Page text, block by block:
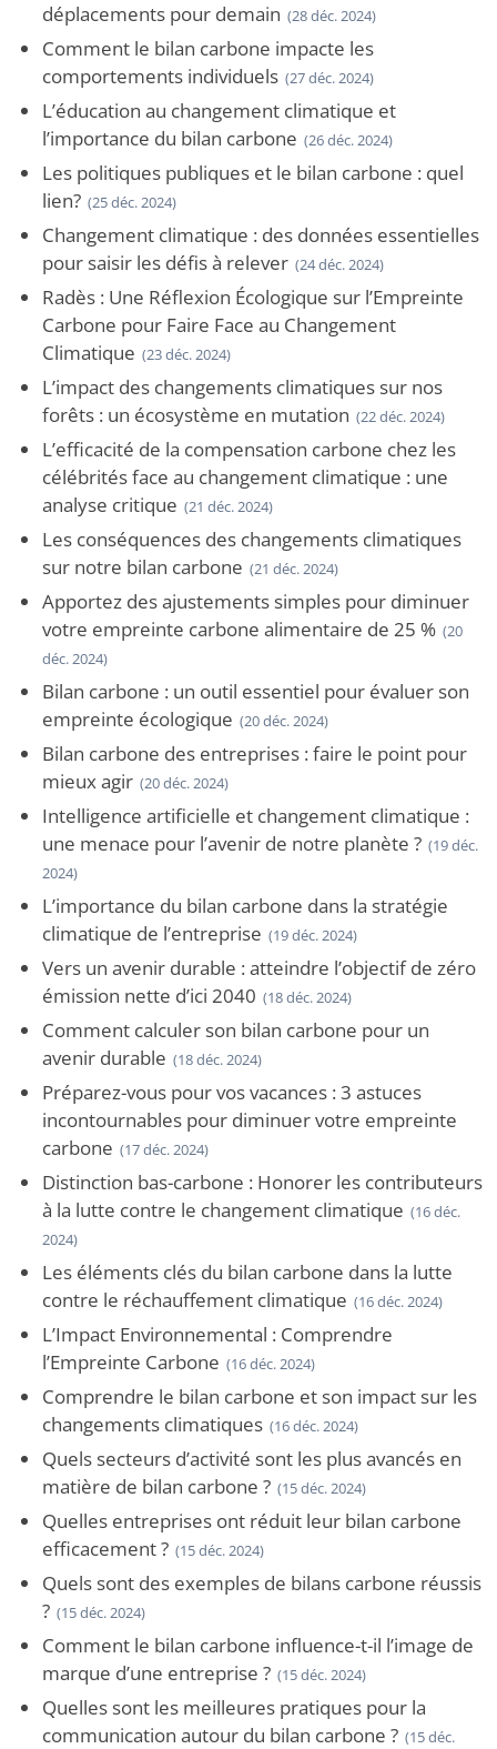
déplacements pour demain (28 déc. 2024)
Comment le bilan carbone impacte les
comportements individuels (27 déc. 2024)
L’éducation au changement climatique et
l’importance du bilan carbone (26 déc. 2024)
Les politiques publiques et le bilan carbone : quel
lien? (25 déc. 2024)
Changement climatique : des données essentielles
pour saisir les défis à relever (24 déc. 2024)
Radès : Une Réflexion Écologique sur l’Empreinte
Carbone pour Faire Face au Changement
Climatique (23 déc. 2024)
L’impact des changements climatiques sur nos
forêts : un écosystème en mutation (22 déc. 2024)
L’efficacité de la compensation carbone chez les
célébrités face au changement climatique : une
analyse critique (21 déc. 2024)
Les conséquences des changements climatiques
sur notre bilan carbone (21 déc. 2024)
Apportez des ajustements simples pour diminuer
votre empreinte carbone alimentaire de 25 % (20
déc. 2024)
Bilan carbone : un outil essentiel pour évaluer son
empreinte écologique (20 déc. 2024)
Bilan carbone des entreprises : faire le point pour
mieux agir (20 déc. 2024)
Intelligence artificielle et changement climatique :
une menace pour l’avenir de notre planète ? (19 déc.
2024)
L’importance du bilan carbone dans la stratégie
climatique de l’entreprise (19 déc. 2024)
Vers un avenir durable : atteindre l’objectif de zéro
émission nette d’ici 2040 (18 déc. 2024)
Comment calculer son bilan carbone pour un
avenir durable (18 déc. 2024)
Préparez-vous pour vos vacances : 3 astuces
incontournables pour diminuer votre empreinte
carbone (17 déc. 2024)
Distinction bas-carbone : Honorer les contributeurs
à la lutte contre le changement climatique (16 déc.
2024)
Les éléments clés du bilan carbone dans la lutte
contre le réchauffement climatique (16 déc. 2024)
L’Impact Environnemental : Comprendre
l’Empreinte Carbone (16 déc. 2024)
Comprendre le bilan carbone et son impact sur les
changements climatiques (16 déc. 2024)
Quels secteurs d’activité sont les plus avancés en
matière de bilan carbone ? (15 déc. 2024)
Quelles entreprises ont réduit leur bilan carbone
efficacement ? (15 déc. 2024)
Quels sont des exemples de bilans carbone réussis
? (15 déc. 2024)
Comment le bilan carbone influence-t-il l’image de
marque d’une entreprise ? (15 déc. 2024)
Quelles sont les meilleures pratiques pour la
communication autour du bilan carbone ? (15 déc.